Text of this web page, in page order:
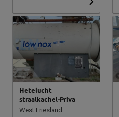
Hetelucht
straalkachel-Priva
West Friesland